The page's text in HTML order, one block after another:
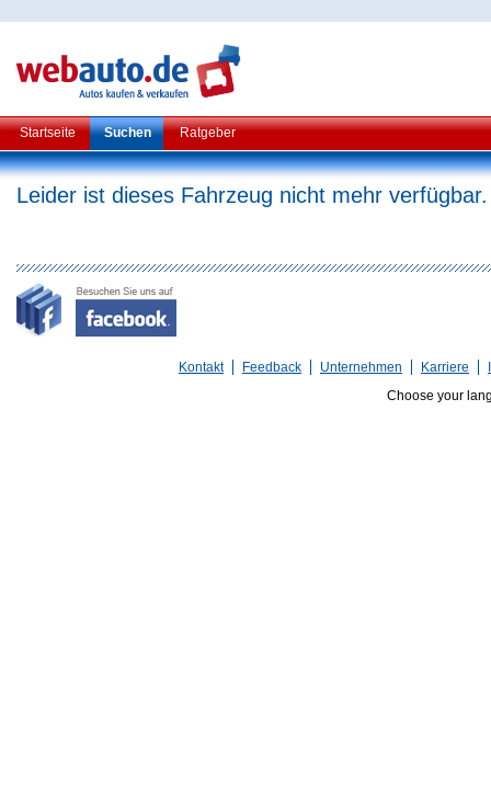
Startseite Suchen Ratgeber
Leider ist dieses Fahrzeug nicht mehr verfügbar.
Kontakt Feedback Unternehmen Karriere
Choose your